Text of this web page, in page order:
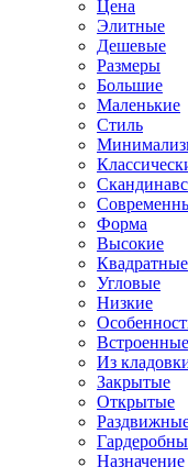
Цена
Элитные
Дешевые
Размеры
Большие
Маленькие
Стиль
Форма
Высокие
Квадратные
Угловые
Низкие
Встроенные
Из
Закрытые
Открытые
Назначение